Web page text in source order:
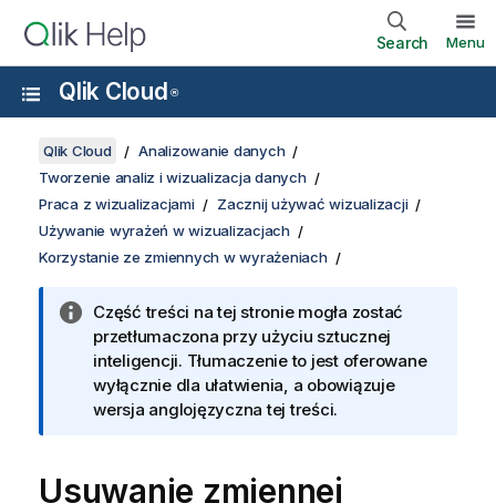
Search Menu
Qlik Cloud ®
Qlik Cloud
Analizowanie danych
Tworzenie analiz i wizualizacja danych
Praca z wizualizacjami
Zacznij używać wizualizacji
Używanie wyrażeń w wizualizacjach
Korzystanie ze zmiennych w wyrażeniach
Część treści na tej stronie mogła zostać
przetłumaczona przy użyciu sztucznej
inteligencji. Tłumaczenie to jest oferowane
wyłącznie dla ułatwienia, a obowiązuje
wersja anglojęzyczna tej treści.
Usuwanie zmiennej